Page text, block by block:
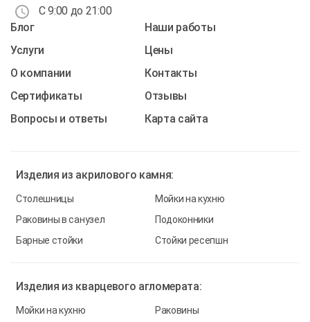
С 9:00 до 21:00
Блог
Наши работы
Услуги
Цены
О компании
Контакты
Cертификаты
Отзывы
Вопросы и ответы
Карта сайта
Изделия из акрилового камня:
Столешницы
Мойки на кухню
Раковины в санузел
Подоконники
Барные стойки
Стойки ресепшн
Изделия из кварцевого агломерата:
Мойки на кухню
Раковины